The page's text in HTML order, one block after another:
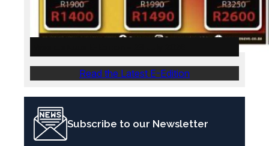
Read the Latest E-Edition
Subscribe to our Newsletter